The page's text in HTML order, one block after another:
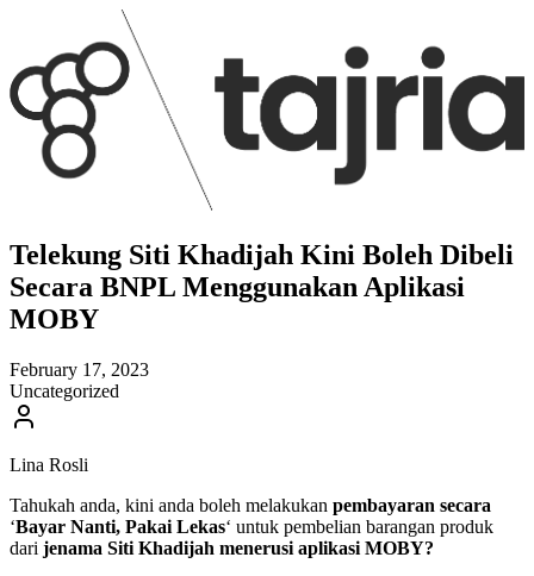
Telekung Siti Khadijah Kini Boleh Dibeli
Secara BNPL Menggunakan Aplikasi
MOBY
February 17, 2023
Uncategorized
Lina Rosli
Tahukah anda, kini anda boleh melakukan pembayaran secara
‘Bayar Nanti, Pakai Lekas‘ untuk pembelian barangan produk
dari jenama Siti Khadijah menerusi aplikasi MOBY?